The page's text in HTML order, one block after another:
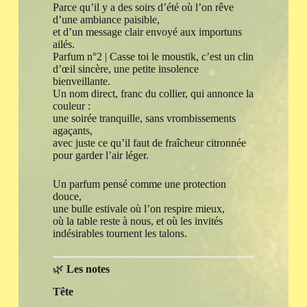
Parce qu’il y a des soirs d’été où l’on rêve
d’une ambiance paisible,
et d’un message clair envoyé aux importuns
ailés.
Parfum n°2 | Casse toi le moustik, c’est un clin
d’œil sincère, une petite insolence
bienveillante.
Un nom direct, franc du collier, qui annonce la
couleur :
une soirée tranquille, sans vrombissements
agaçants,
avec juste ce qu’il faut de fraîcheur citronnée
pour garder l’air léger.
Un parfum pensé comme une protection
douce,
une bulle estivale où l’on respire mieux,
où la table reste à nous, et où les invités
indésirables tournent les talons.
🌿 Les notes
Tête